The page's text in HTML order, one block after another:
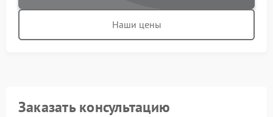
Наши цены
Заказать консультацию